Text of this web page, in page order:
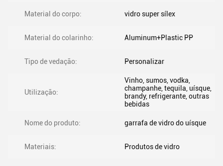
Material do corpo: vidro super sílex
Material do colarinho: Aluminum+Plastic PP
Tipo de vedação: Personalizar
Utilização:
Vinho, sumos, vodka,
champanhe, tequila, uísque,
brandy, refrigerante, outras
bebidas
Nome do produto: garrafa de vidro do uísque
Materiais: Produtos de vidro